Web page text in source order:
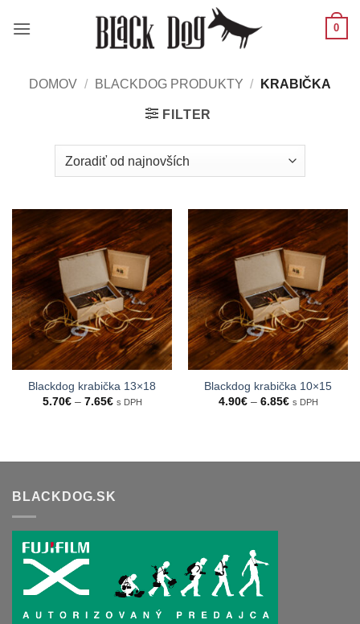
0
DOMOV / BLACKDOG PRODUKTY / KRABIČKA
FILTER
Blackdog krabička 13×18
5.70€ – 7.65€Price
s DPH
Blackdog krabička 10×15
4.90€ – 6.85€Price
s DPH
BLACKDOG.SK